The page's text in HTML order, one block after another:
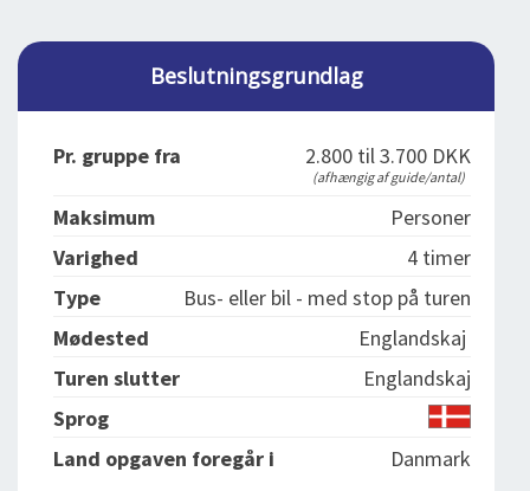
Beslutningsgrundlag
Pr. gruppe fra 2.800 til 3.700 DKK
(afhængig af guide/antal)
Maksimum
Personer
Varighed
4 timer
Type
Bus- eller bil - med stop på turen
Mødested
Englandskaj
Turen slutter
Englandskaj
Sprog
Land opgaven foregår i
Danmark